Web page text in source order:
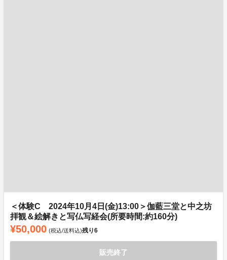
＜体験C 2024年10月4日(金)13:00＞伽藍三堂と中之坊
拝観＆絵解きと写仏写経会(所要時間:約160分)
¥50,000 (税込/送料込)残り6
販売終了